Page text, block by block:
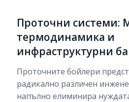
Проточни системи:
термодинамика и
инфраструктурни
Проточните бойлери
радикално различен
напълно елиминира